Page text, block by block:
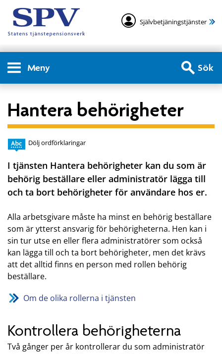
Självbetjäningstjänster
Meny Sök
Hantera behörigheter
Dölj ordförklaringar
I tjänsten Hantera behörigheter kan du som är
behörig beställare eller administratör lägga till
och ta bort behörigheter för användare hos er.
Alla arbetsgivare måste ha minst en behörig beställare
som är ytterst ansvarig för behörigheterna. Hen kan i
sin tur utse en eller flera administratörer som också
kan lägga till och ta bort behörigheter, men det krävs
att det alltid finns en person med rollen behörig
beställare.
Om de olika rollerna i tjänsten
Kontrollera behörigheterna
Två gånger per år kontrollerar du som administratör